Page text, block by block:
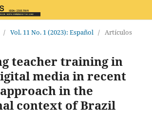
/ Vol. 11 No. 1 (2023): Español / Artículos
teacher training in
media in recent
in the
context of Brazil